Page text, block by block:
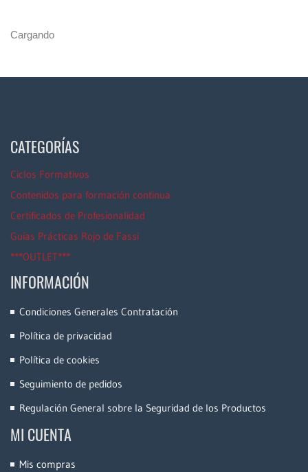
Cargando
CATEGORÍAS
Ciclos Formativos
Contenidos para formación continua
Certificados de Profesionalidad
Guías Prácticas Rojo de Fassi
***OUTLET***
INFORMACIÓN
Condiciones Generales Contratación
Política de privacidad
Política de cookies
Seguimiento de pedidos
Regulación General sobre la Seguridad de los Productos
MI CUENTA
Mis compras